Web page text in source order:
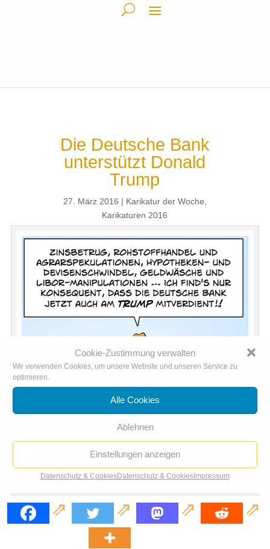
Cookie-Zustimmung verwalten
Wir verwenden Cookies, um unsere Website und unseren Service zu
optimieren.
Alle Cookies
Ablehnen
Einstellungen anzeigen
Datenschutz & CookiesDatenschutz & CookiesImpressum
Die Deutsche Bank
unterstützt Donald
Trump
27. März 2016 Karikatur der Woche
Karikaturen 2016
Konsequent Arschloch: Die Deutsche Bank unterstützt Donald Trump